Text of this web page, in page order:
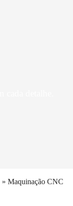
» Maquinação CNC